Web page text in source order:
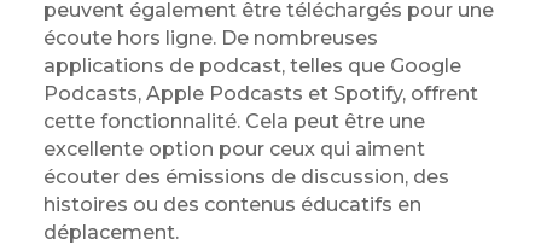
peuvent également être téléchargés pour une
écoute hors ligne. De nombreuses
applications de podcast, telles que Google
Podcasts, Apple Podcasts et Spotify, offrent
cette fonctionnalité. Cela peut être une
excellente option pour ceux qui aiment
écouter des émissions de discussion, des
histoires ou des contenus éducatifs en
déplacement.